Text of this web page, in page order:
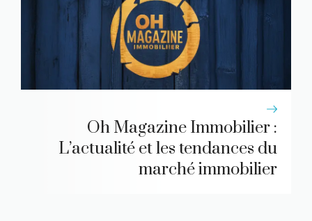
Oh Magazine Immobilier :
L’actualité et les tendances du
marché immobilier